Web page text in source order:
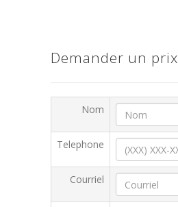
Demander un prix
Nom
Telephone
Courriel